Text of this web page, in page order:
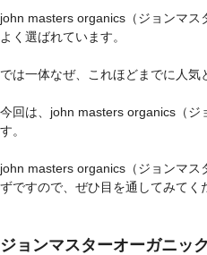
john masters organics（ジョンマス
よく選ばれています。
では一体なぜ、これほどまでに人気
今回は、john masters organics（ジ
す。
john masters organics（ジョンマス
ずですので、ぜひ目を通してみてく
ジョンマスターオーガニッ